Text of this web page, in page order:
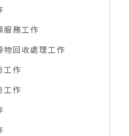
服務工作
物回收處理工作
工作
工作